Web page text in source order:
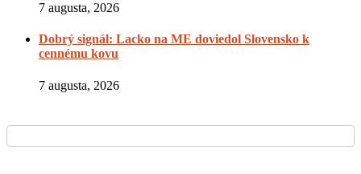
7 augusta, 2026
Dobrý signál: Lacko na ME doviedol Slovensko k
cennému kovu
7 augusta, 2026